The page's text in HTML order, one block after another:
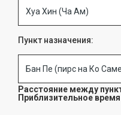
Хуа Хин (Ча Ам)
Пункт назначения:
Бан Пе (пирс на Ко
Расстояние между
Приблизительное